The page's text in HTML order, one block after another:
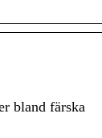
bland färska